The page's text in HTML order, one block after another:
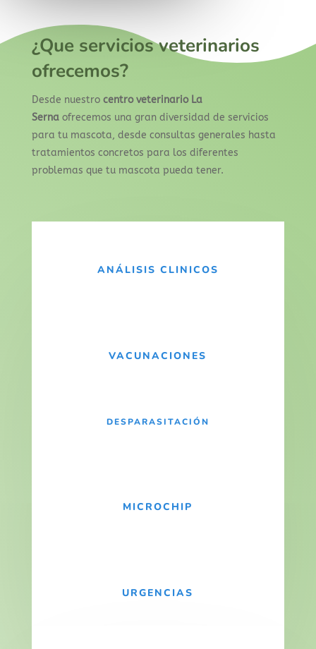
¿Que servicios veterinarios
ofrecemos?
Desde nuestro centro veterinario La
Sernaofrecemos una gran diversidad de servicios
para tu mascota, desde consultas generales hasta
tratamientos concretos para los diferentes
problemas que tu mascota pueda tener.
ANÁLISIS CLINICOS
VACUNACIONES
DESPARASITACIÓN
MICROCHIP
URGENCIAS